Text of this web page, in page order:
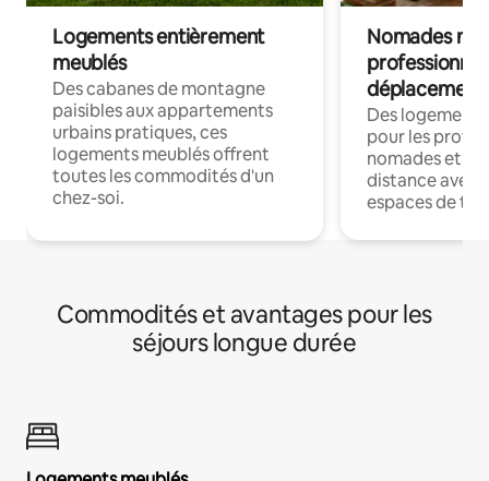
Logements entièrement
meublés
Des cabanes de montagne
paisibles aux appartements
urbains pratiques, ces
logements meublés offrent
toutes les commodités d'un
chez-soi.
Nomades
déplacement
Des
pour les
nomades et
distance avec
espaces de
Commodités et avantages pour les
séjours longue durée